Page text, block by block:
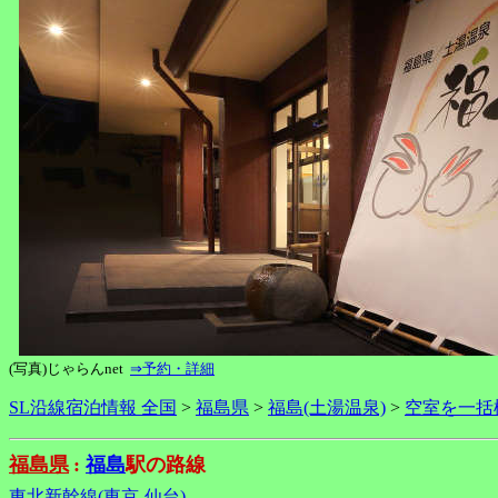
(写真)じゃらんnet ⇒予約・詳細
SL沿線宿泊情報 全国 > 福島県 > 福島(土湯温泉) > 空室を一括
福島県 : 福島駅の路線